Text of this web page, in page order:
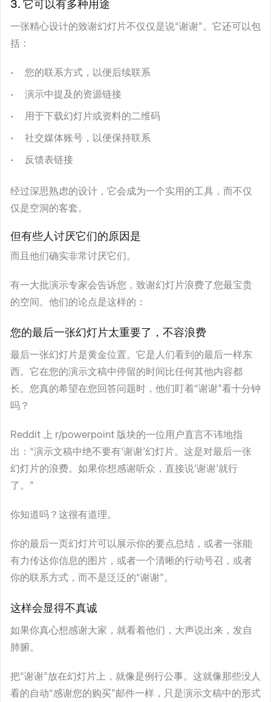
3. 它可以有多种用途
一张精心设计的致谢幻灯片不仅仅是说“谢谢”。它还可以包
括：
您的联系方式，以便后续联系
演示中提及的资源链接
用于下载幻灯片或资料的二维码
社交媒体账号，以便保持联系
反馈表链接
经过深思熟虑的设计，它会成为一个实用的工具，而不仅
仅是空洞的客套。
但有些人讨厌它们的原因是
而且他们确实非常讨厌它们。
有一大批演示专家会告诉您，致谢幻灯片浪费了您最宝贵
的空间。他们的论点是这样的：
您的最后一张幻灯片太重要了，不容浪费
最后一张幻灯片是黄金位置。它是人们看到的最后一样东
西。它在您的演示文稿中停留的时间比任何其他内容都
长。您真的希望在您回答问题时，他们盯着“谢谢”看十分钟
吗？
Reddit 上 r/powerpoint 版块的一位用户直言不讳地指
出：“演示文稿中绝不要有‘谢谢’幻灯片。这是对最后一张
幻灯片的浪费。如果你想感谢听众，直接说‘谢谢’就行
了。”
你知道吗？这很有道理。
你的最后一页幻灯片可以展示你的要点总结，或者一张能
有力传达你信息的图片，或者一个清晰的行动号召，或者
你的联系方式，而不是泛泛的“谢谢”。
这样会显得不真诚
如果你真心想感谢大家，就看着他们，大声说出来，发自
肺腑。
把“谢谢”放在幻灯片上，就像是例行公事。这就像那些没人
看的自动“感谢您的购买”邮件一样，只是演示文稿中的形式